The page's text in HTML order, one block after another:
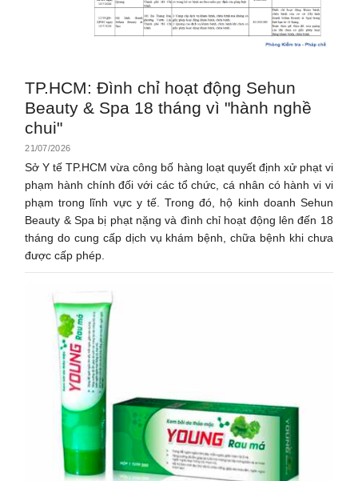
TP.HCM: Đình chỉ hoạt động Sehun
Beauty & Spa 18 tháng vì "hành nghề
chui"
21/07/2026
Sở Y tế TP.HCM vừa công bố hàng loạt quyết định xử phạt vi
phạm hành chính đối với các tổ chức, cá nhân có hành vi vi
phạm trong lĩnh vực y tế. Trong đó, hộ kinh doanh Sehun
Beauty & Spa bị phạt nặng và đình chỉ hoạt động lên đến 18
tháng do cung cấp dịch vụ khám bệnh, chữa bệnh khi chưa
được cấp phép.